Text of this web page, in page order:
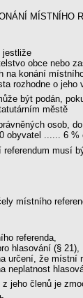
MÍSTNÍHO
jestliže
obce nebo
na konání
rozhodne o jeho
být podán,
městě
osob,
obyvatel ...... 6 %
musí
místního
referenda,
hlasování (§ 21),
určení, že místní
neplatnost
jeho členů je